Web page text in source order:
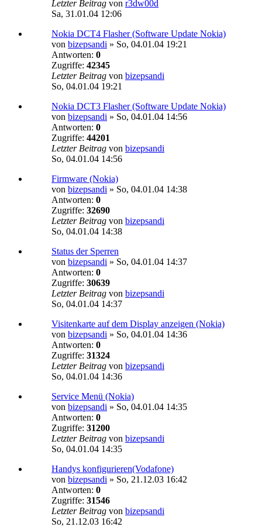
Letzter Beitrag von r3dw00d
Sa, 31.01.04 12:06
Nokia DCT4 Flasher (Software Update Nokia)
von bizepsandi » So, 04.01.04 19:21
Antworten: 0
Zugriffe: 42345
Letzter Beitrag von bizepsandi
So, 04.01.04 19:21
Nokia DCT3 Flasher (Software Update Nokia)
von bizepsandi » So, 04.01.04 14:56
Antworten: 0
Zugriffe: 44201
Letzter Beitrag von bizepsandi
So, 04.01.04 14:56
Firmware (Nokia)
von bizepsandi » So, 04.01.04 14:38
Antworten: 0
Zugriffe: 32690
Letzter Beitrag von bizepsandi
So, 04.01.04 14:38
Status der Sperren
von bizepsandi » So, 04.01.04 14:37
Antworten: 0
Zugriffe: 30639
Letzter Beitrag von bizepsandi
So, 04.01.04 14:37
Visitenkarte auf dem Display anzeigen (Nokia)
von bizepsandi » So, 04.01.04 14:36
Antworten: 0
Zugriffe: 31324
Letzter Beitrag von bizepsandi
So, 04.01.04 14:36
Service Menü (Nokia)
von bizepsandi » So, 04.01.04 14:35
Antworten: 0
Zugriffe: 31200
Letzter Beitrag von bizepsandi
So, 04.01.04 14:35
Handys konfigurieren(Vodafone)
von bizepsandi » So, 21.12.03 16:42
Antworten: 0
Zugriffe: 31546
Letzter Beitrag von bizepsandi
So, 21.12.03 16:42